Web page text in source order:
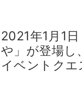
2021年1月1
や」が登場し
イベントク